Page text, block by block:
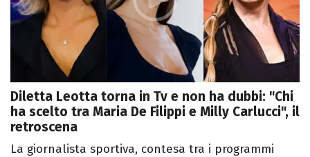
Diletta Leotta torna in Tv e non ha dubbi: "Chi
ha scelto tra Maria De Filippi e Milly Carlucci", il
retroscena
La giornalista sportiva, contesa tra i programmi